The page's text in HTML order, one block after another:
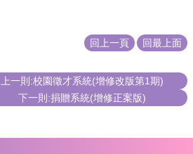
回上一頁 回最上面
上一則:校園徵才系統(增修改版第1期)
下一則:捐贈系統(增修正案版)